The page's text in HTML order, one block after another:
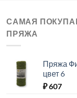
САМАЯ
ПРЯЖА
Пряжа
цвет 6
₽607